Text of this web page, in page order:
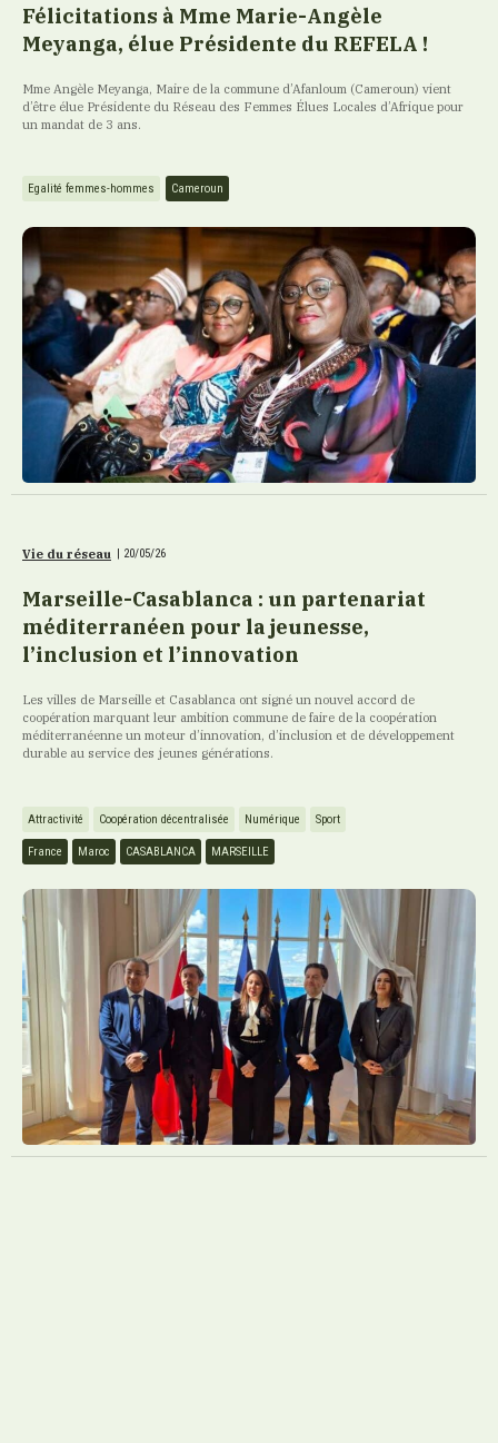
Félicitations à Mme Marie-Angèle
Meyanga, élue Présidente du REFELA !
Mme Angèle Meyanga, Maire de la commune d’Afanloum (Cameroun) vient
d’être élue Présidente du Réseau des Femmes Élues Locales d’Afrique pour
un mandat de 3 ans.
Egalité femmes-hommes Cameroun
Vie du réseau | 20/05/26
Marseille-Casablanca : un partenariat
méditerranéen pour la jeunesse,
l’inclusion et l’innovation
Les villes de Marseille et Casablanca ont signé un nouvel accord de
coopération marquant leur ambition commune de faire de la coopération
méditerranéenne un moteur d’innovation, d’inclusion et de développement
durable au service des jeunes générations.
Attractivité Coopération décentralisée Numérique Sport
France Maroc CASABLANCA MARSEILLE